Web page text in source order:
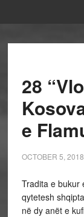
28
e
OCTOBER 5, 2018
Tradita e bukur
qytetesh
në dy anët e